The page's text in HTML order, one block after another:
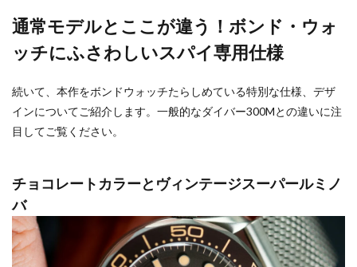
通常モデルとここが違う！ボンド・ウォ
ッチにふさわしいスパイ専用仕様
続いて、本作をボンドウォッチたらしめている特別な仕様、デザ
インについてご紹介します。一般的なダイバー300Mとの違いに注
目してご覧ください。
チョコレートカラーとヴィンテージスーパールミノ
バ